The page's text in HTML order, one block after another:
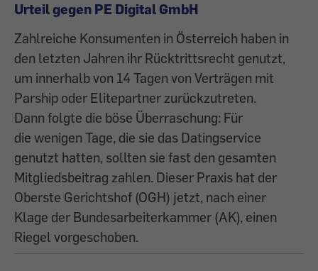
Urteil gegen PE Digital GmbH
Zahlreiche Konsumenten in Österreich haben in
den letzten Jahren ihr Rücktrittsrecht genutzt,
um innerhalb von 14 Tagen von Verträgen mit
Parship oder Elitepartner zurückzutreten.
Dann folgte die böse Überraschung: Für
die wenigen Tage, die sie das Datingservice
genutzt hatten, sollten sie fast den gesamten
Mitgliedsbeitrag zahlen. Dieser Praxis hat der
Oberste Gerichtshof (OGH) jetzt, nach einer
Klage der Bundesarbeiterkammer (AK), einen
Riegel vorgeschoben.